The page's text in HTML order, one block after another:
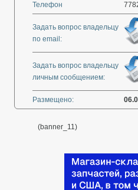
Телефон
Задать вопрос владельцу
по email:
Задать вопрос владельцу
личным сообщением:
Размещено:
(banner_11)